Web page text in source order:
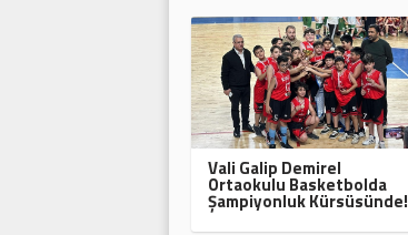
Vali Galip Demirel
Ortaokulu Basketbolda
Şampiyonluk Kürsüsünde!